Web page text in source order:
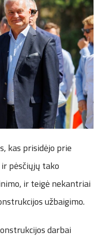
kas prisidėjo prie
pėsčiųjų tako
ir teigė nekantriai
užbaigimo.
darbai